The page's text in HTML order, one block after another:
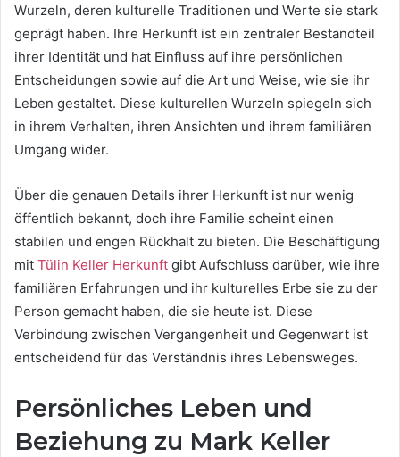
Wurzeln, deren kulturelle Traditionen und Werte sie stark
geprägt haben. Ihre Herkunft ist ein zentraler Bestandteil
ihrer Identität und hat Einfluss auf ihre persönlichen
Entscheidungen sowie auf die Art und Weise, wie sie ihr
Leben gestaltet. Diese kulturellen Wurzeln spiegeln sich
in ihrem Verhalten, ihren Ansichten und ihrem familiären
Umgang wider.
Über die genauen Details ihrer Herkunft ist nur wenig
öffentlich bekannt, doch ihre Familie scheint einen
stabilen und engen Rückhalt zu bieten. Die Beschäftigung
mit Tülin Keller Herkunft gibt Aufschluss darüber, wie ihre
familiären Erfahrungen und ihr kulturelles Erbe sie zu der
Person gemacht haben, die sie heute ist. Diese
Verbindung zwischen Vergangenheit und Gegenwart ist
entscheidend für das Verständnis ihres Lebensweges.
Persönliches Leben und
Beziehung zu Mark Keller